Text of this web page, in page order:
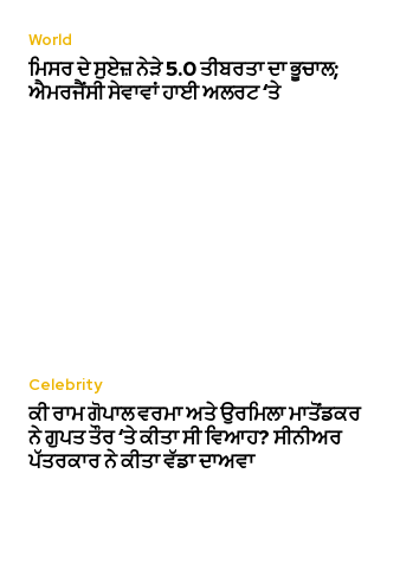
World
ਮਿਸਰ ਦੇ ਸੁਏਜ਼ ਨੇੜੇ 5.0 ਤੀਬਰਤਾ ਦਾ ਭੂਚਾਲ;
ਐਮਰਜੈਂਸੀ ਸੇਵਾਵਾਂ ਹਾਈ ਅਲਰਟ ‘ਤੇ
Celebrity
ਕੀ ਰਾਮ ਗੋਪਾਲ ਵਰਮਾ ਅਤੇ ਉਰਮਿਲਾ ਮਾਤੋਂਡਕਰ
ਨੇ ਗੁਪਤ ਤੌਰ ‘ਤੇ ਕੀਤਾ ਸੀ ਵਿਆਹ? ਸੀਨੀਅਰ
ਪੱਤਰਕਾਰ ਨੇ ਕੀਤਾ ਵੱਡਾ ਦਾਅਵਾ